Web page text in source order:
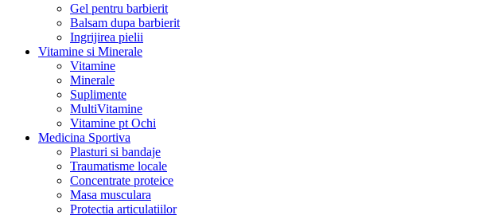
Gel pentru barbierit
Balsam dupa barbierit
Ingrijirea pielii
Vitamine si Minerale
Vitamine
Minerale
Suplimente
MultiVitamine
Vitamine pt Ochi
Medicina Sportiva
Plasturi si bandaje
Traumatisme locale
Concentrate proteice
Masa musculara
Protectia articulatiilor